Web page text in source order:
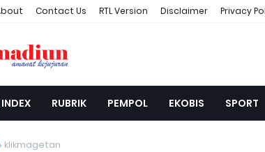
Contact Us RTL Version Disclaimer Privacy
INDEX RUBRIK PEMPOL EKOBIS SPORT
klikmagetan